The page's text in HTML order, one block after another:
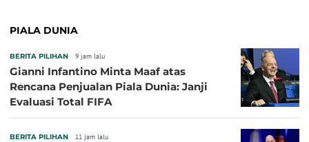
PIALA DUNIA
BERITA PILIHAN 9 jam lalu
Gianni Infantino Minta Maaf atas
Rencana Penjualan Piala Dunia: Janji
Evaluasi Total FIFA
BERITA PILIHAN 11 jam lalu